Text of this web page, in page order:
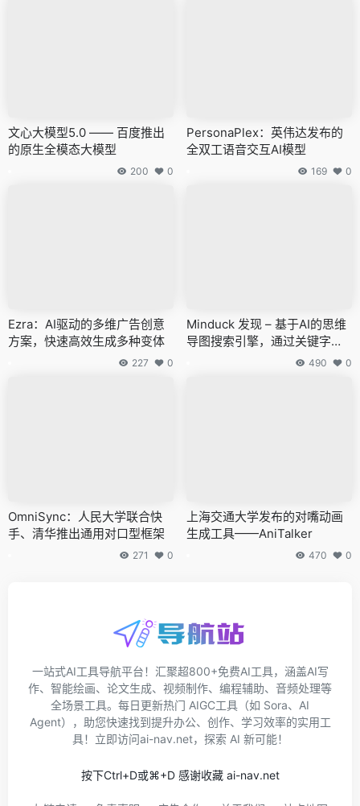
文心大模型5.0 —— 百度推出
的原生全模态大模型
200 0
PersonaPlex：英伟达发布的
全双工语音交互AI模型
169 0
Ezra：AI驱动的多维广告创意
方案，快速高效生成多种变体
227 0
Minduck 发现 – 基于AI的思维
导图搜索引擎，通过关键字创
490 0
OmniSync：人民大学联合快
手、清华推出通用对口型框架
271 0
上海交通大学发布的对嘴动画
生成工具——AniTalker
470 0
一站式AI工具导航平台！汇聚超800+免费AI工具，涵盖AI写
作、智能绘画、论文生成、视频制作、编程辅助、音频处理等
全场景工具。每日更新热门 AIGC工具（如 Sora、AI
Agent），助您快速找到提升办公、创作、学习效率的实用工
具！立即访问ai-nav.net，探索 AI 新可能！
按下Ctrl+D或⌘+D 感谢收藏 ai-nav.net